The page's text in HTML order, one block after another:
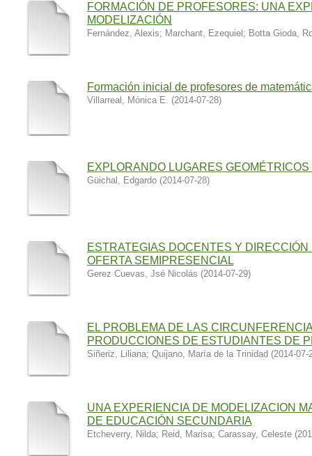
FORMACIÓN DE PROFESORES: UNA
MODELIZACIÓN
Fernández, Alexis; Marchant, Ezequiel ; Botta Gioda,
Formación inicial de profesores de
Villarreal, Mónica E. (2014-07-28)
EXPLORANDO LUGARES
Güichal, Edgardo (2014-07-28)
ESTRATEGIAS DOCENTES Y
OFERTA SEMIPRESENCIAL
Gerez Cuevas, Jsé Nicolás (2014-07-29)
EL PROBLEMA DE LAS
PRODUCCIONES DE ESTUDIANTES DE
Siñeriz, Liliana; Quijano, María de la Trinidad (2014-07-
UNA EXPERIENCIA DE MODELIZACION
DE EDUCACIÓN SECUNDARIA
Etcheverry, Nilda; Reid, Marisa; Carassay, Celeste (